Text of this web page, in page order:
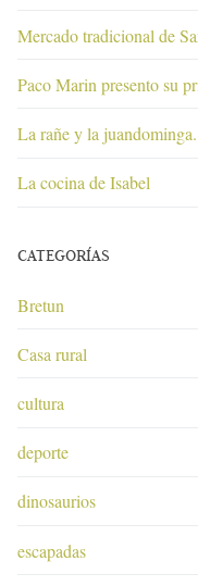
Mercado tradicional de
Paco Marin presento su
La rañe y la juandominga.
La cocina de Isabel
CATEGORÍAS
Bretun
Casa rural
cultura
deporte
dinosaurios
escapadas